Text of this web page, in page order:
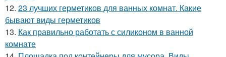
12. 23 лучших герметиков для ванных комнат. Какие
бывают виды герметиков
13. Как правильно работать с силиконом в ванной
комнате